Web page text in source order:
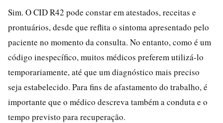
Sim. O CID R42 pode constar em atestados, receitas e
prontuários, desde que reflita o sintoma apresentado pelo
paciente no momento da consulta. No entanto, como é um
código inespecífico, muitos médicos preferem utilizá-lo
temporariamente, até que um diagnóstico mais preciso
seja estabelecido. Para fins de afastamento do trabalho, é
importante que o médico descreva também a conduta e o
tempo previsto para recuperação.